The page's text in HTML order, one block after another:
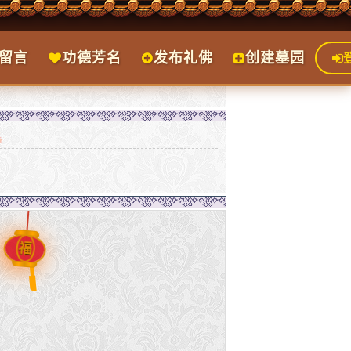
言 功德芳名 发布礼佛 创建墓园
福